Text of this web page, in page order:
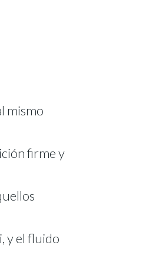
mismo
firme y
y el fluido